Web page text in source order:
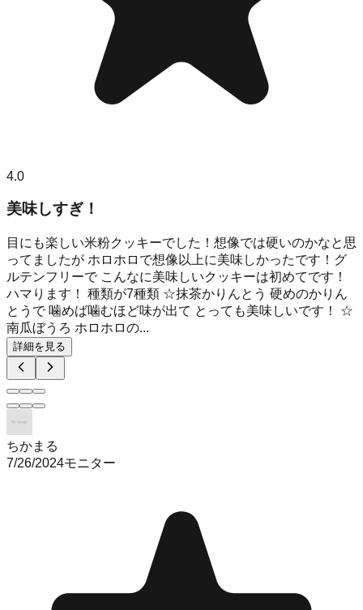
4.0
美味しすぎ！
目にも楽しい米粉クッキーでした！想像では硬いのかなと思
ってましたが ホロホロで想像以上に美味しかったです！グ
ルテンフリーで こんなに美味しいクッキーは初めてです！
ハマります！ 種類が7種類 ☆抹茶かりんとう 硬めのかりん
とうで 噛めば噛むほど味が出て とっても美味しいです！ ☆
南瓜ぼうろ ホロホロの...
詳細を見る
ちかまる
7/26/2024モニター